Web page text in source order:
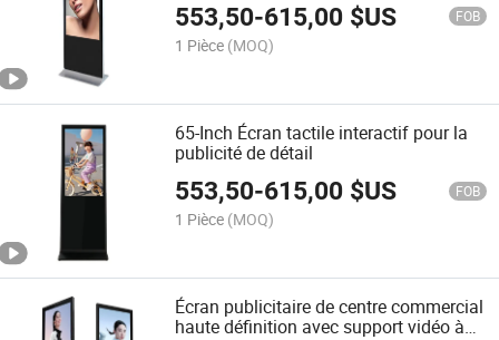
553,50-615,00 $US FOB
1 Pièce (MOQ)
65-Inch Écran tactile interactif pour la
publicité de détail
553,50-615,00 $US FOB
1 Pièce (MOQ)
Écran publicitaire de centre commercial
haute définition avec support vidéo à